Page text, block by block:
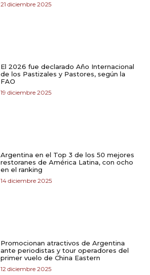
21 diciembre 2025
El 2026 fue declarado Año Internacional
de los Pastizales y Pastores, según la
FAO
19 diciembre 2025
Argentina en el Top 3 de los 50 mejores
restoranes de América Latina, con ocho
en el ranking
14 diciembre 2025
Promocionan atractivos de Argentina
ante periodistas y tour operadores del
primer vuelo de China Eastern
12 diciembre 2025